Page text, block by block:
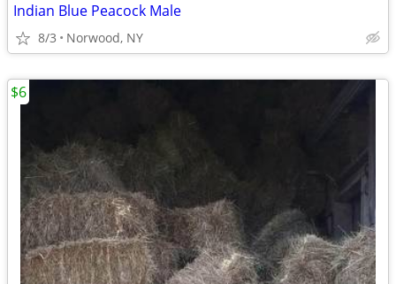
Indian Blue Peacock Male
8/3 Norwood, NY
$6